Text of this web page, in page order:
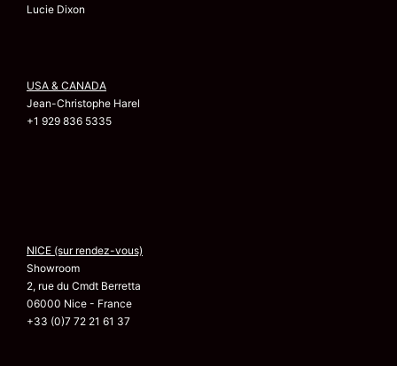
Lucie Dixon
USA & CANADA
Jean-Christophe Harel
+1 929 836 5335
NICE (sur rendez-vous)
Showroom
2, rue du Cmdt Berretta
06000 Nice - France
+33 (0)7 72 21 61 37